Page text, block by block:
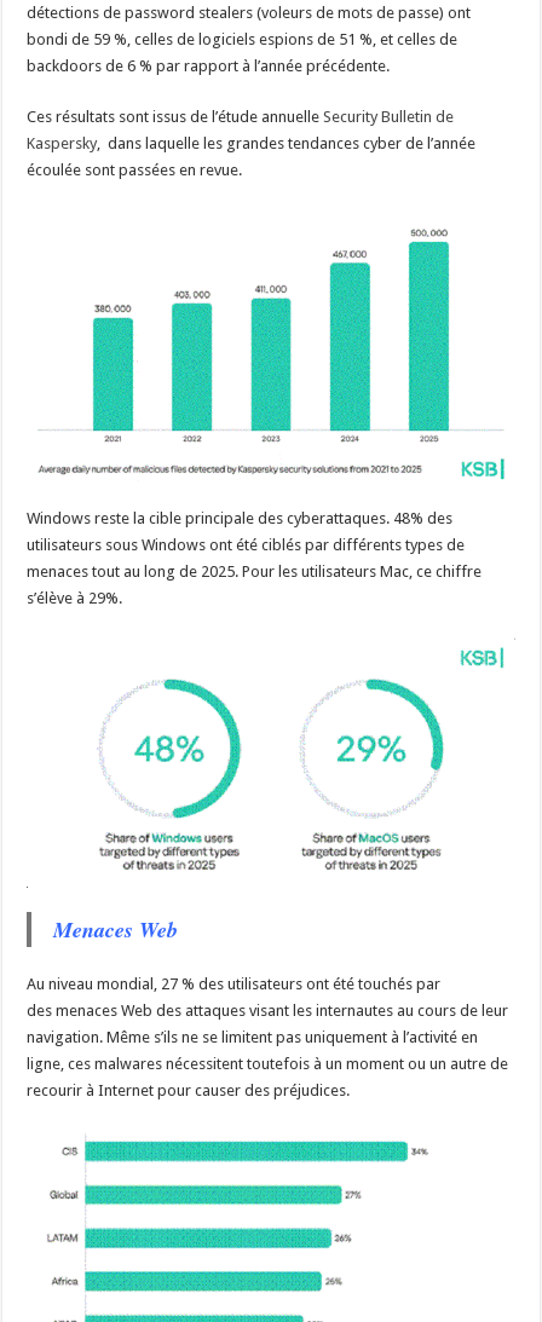
détections de password stealers (voleurs de mots de passe) ont
bondi de 59 %, celles de logiciels espions de 51 %, et celles de
backdoors de 6 % par rapport à l’année précédente.
Ces résultats sont issus de l’étude annuelleSecurity Bulletin de
Kaspersky, dans laquelle les grandes tendances cyber de l’année
écoulée sont passées en revue.
Windows reste la cible principale des cyberattaques. 48% des
utilisateurs sous Windows ont été ciblés par différents types de
menaces tout au long de 2025. Pour les utilisateurs Mac, ce chiffre
s’élève à 29%.
Menaces Web
Au niveau mondial, 27 % des utilisateurs ont été touchés par
des menaces Web des attaques visant les internautes au cours de leur
navigation. Même s’ils ne se limitent pas uniquement à l’activité en
ligne, ces malwares nécessitent toutefois à un moment ou un autre de
recourir à Internet pour causer des préjudices.